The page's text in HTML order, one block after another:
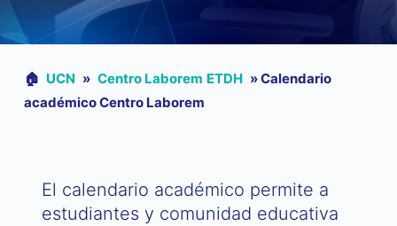
🏠︎ UCN » Centro Laborem ETDH »Calendario
académico Centro Laborem
El calendario académico permite a
estudiantes y comunidad educativa